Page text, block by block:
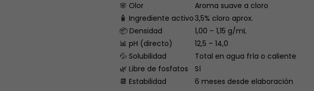
🌸 Olor
Aroma suave a cloro
🧴 Ingrediente activo3,5% cloro aprox.
📦 Densidad
1,00 – 1,15 g/mL
📊 pH (directo)
12,5 – 14,0
💦 Solubilidad
Total en agua fría o caliente
🌿 Libre de fosfatos
Sí
📆 Estabilidad
6 meses desde elaboración